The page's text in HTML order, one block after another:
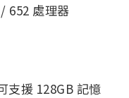
652 處理器
支援 128GB 記憶